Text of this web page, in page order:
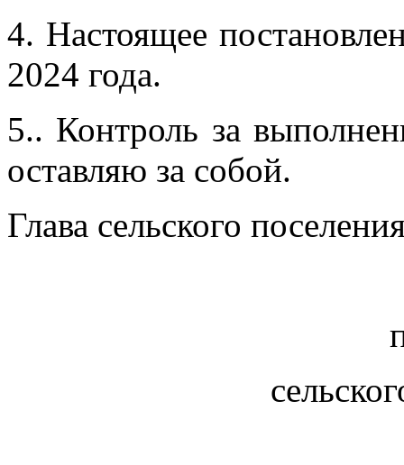
4. Настоящее
2024 года.
5.. Контроль за
оставляю за собой.
Глава сельского